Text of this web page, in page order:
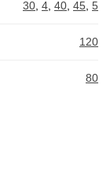
30 4 40 45 5
120
80